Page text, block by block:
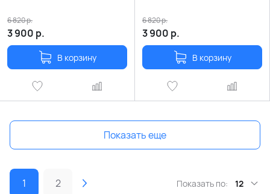
3 900 р.
6 820р.
В корзину
3 900 р.
6 820р.
В корзину
Показать еще
1 2 Показать по: 12